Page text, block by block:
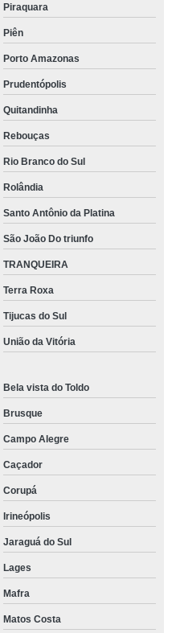
Piraquara
Piên
Porto Amazonas
Prudentópolis
Quitandinha
Rebouças
Rio Branco do Sul
Rolândia
Santo Antônio da Platina
São João Do triunfo
TRANQUEIRA
Terra Roxa
Tijucas do Sul
União da Vitória
Bela vista do Toldo
Brusque
Campo Alegre
Caçador
Corupá
Irineópolis
Jaraguá do Sul
Lages
Mafra
Matos Costa